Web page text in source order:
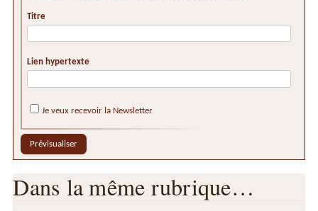
Titre
Lien hypertexte
Je veux recevoir la Newsletter
Dans la même rubrique…